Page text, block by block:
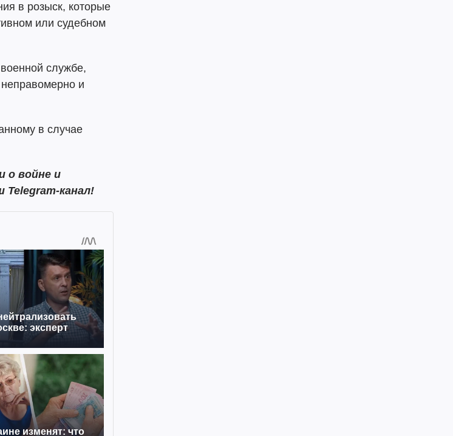
в розыск, которые
или судебном
службе,
и
в случае
о войне и
канал!